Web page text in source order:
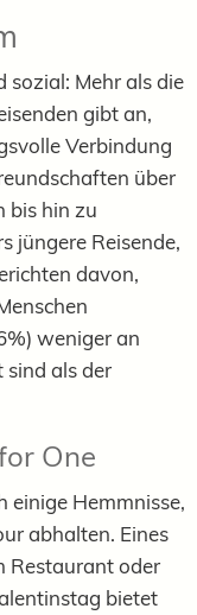
sozial: Mehr als die
gibt an,
Verbindung
über
bis hin zu
jüngere Reisende,
davon,
weniger an
als der
One
einige Hemmnisse,
abhalten. Eines
Restaurant oder
bietet